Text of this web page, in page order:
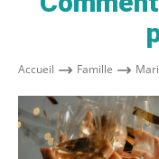
Accueil Famille